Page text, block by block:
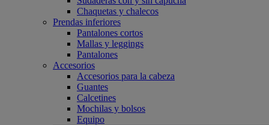
Chaquetas y chalecos
Prendas inferiores
Pantalones cortos
Mallas y leggings
Pantalones
Accesorios
Accesorios para la cabeza
Guantes
Calcetines
Mochilas y bolsos
Equipo